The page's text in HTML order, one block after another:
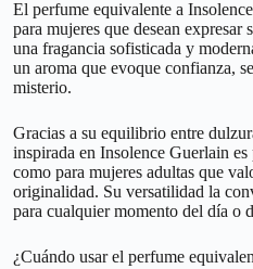
El perfume equivalente a
para mujeres que desean expresar
una fragancia sofisticada y
un aroma que evoque confianza,
misterio.
Gracias a su equilibrio entre
inspirada en Insolence Guerlain
como para mujeres adultas que
originalidad. Su versatilidad la
para cualquier momento del día o
¿Cuándo usar el perfume